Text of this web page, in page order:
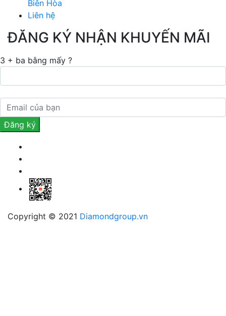
Biên Hòa
Liên hệ
ĐĂNG KÝ NHẬN KHUYẾN MÃI
3 + ba bằng mấy ?
Copyright © 2021 Diamondgroup.vn